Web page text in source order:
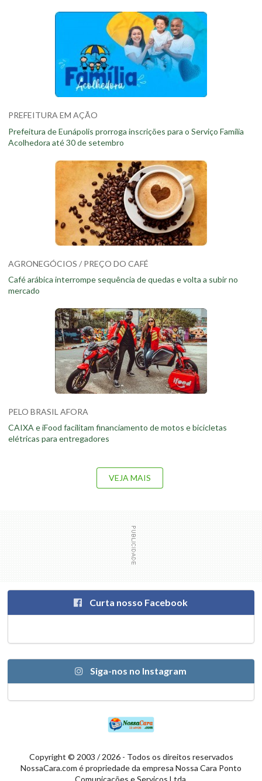
PREFEITURA EM AÇÃO
Prefeitura de Eunápolis prorroga inscrições para o Serviço Família
Acolhedora até 30 de setembro
AGRONEGÓCIOS / PREÇO DO CAFÉ
Café arábica interrompe sequência de quedas e volta a subir no
mercado
PELO BRASIL AFORA
CAIXA e iFood facilitam financiamento de motos e bicicletas
elétricas para entregadores
VEJA MAIS
Curta nosso Facebook
Siga-nos no Instagram
Copyright © 2003 / 2026 - Todos os direitos reservados
NossaCara.com é propriedade da empresa Nossa Cara Ponto
Comunicações e Serviços Ltda.